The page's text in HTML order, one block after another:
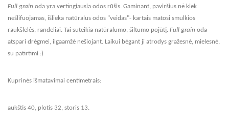
Full grain oda yra vertingiausia odos rūšis. Gaminant, paviršius nė kiek
nešlifuojamas, išlieka natūralus odos "veidas"- kartais matosi smulkios
raukšlelės, randeliai. Tai suteikia natūralumo, šiltumo pojūtį. Full grain oda
atspari drėgmei, ilgaamžė nešiojant. Laikui bėgant ji atrodys gražesnė, mielesnė,
su patirtimi :)
Kuprinės išmatavimai centimetrais:
aukštis 40, plotis 32, storis 13.